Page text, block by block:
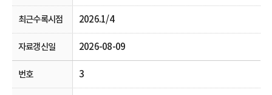
2026.1/4
2026-08-09
3